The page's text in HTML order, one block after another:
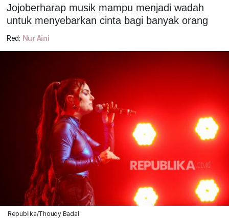
Jojoberharap musik mampu menjadi wadah
untuk menyebarkan cinta bagi banyak orang
Red: Nur Aini
Republika/Thoudy Badai